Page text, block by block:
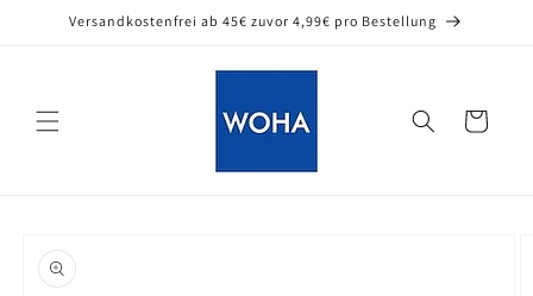
Versandkostenfrei ab 45€ zuvor 4,99€ pro Bestellung
Warenkorb